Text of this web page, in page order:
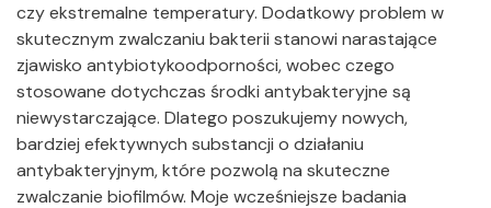
czy ekstremalne temperatury. Dodatkowy problem w
skutecznym zwalczaniu bakterii stanowi narastające
zjawisko antybiotykoodporności, wobec czego
stosowane dotychczas środki antybakteryjne są
niewystarczające. Dlatego poszukujemy nowych,
bardziej efektywnych substancji o działaniu
antybakteryjnym, które pozwolą na skuteczne
zwalczanie biofilmów. Moje wcześniejsze badania